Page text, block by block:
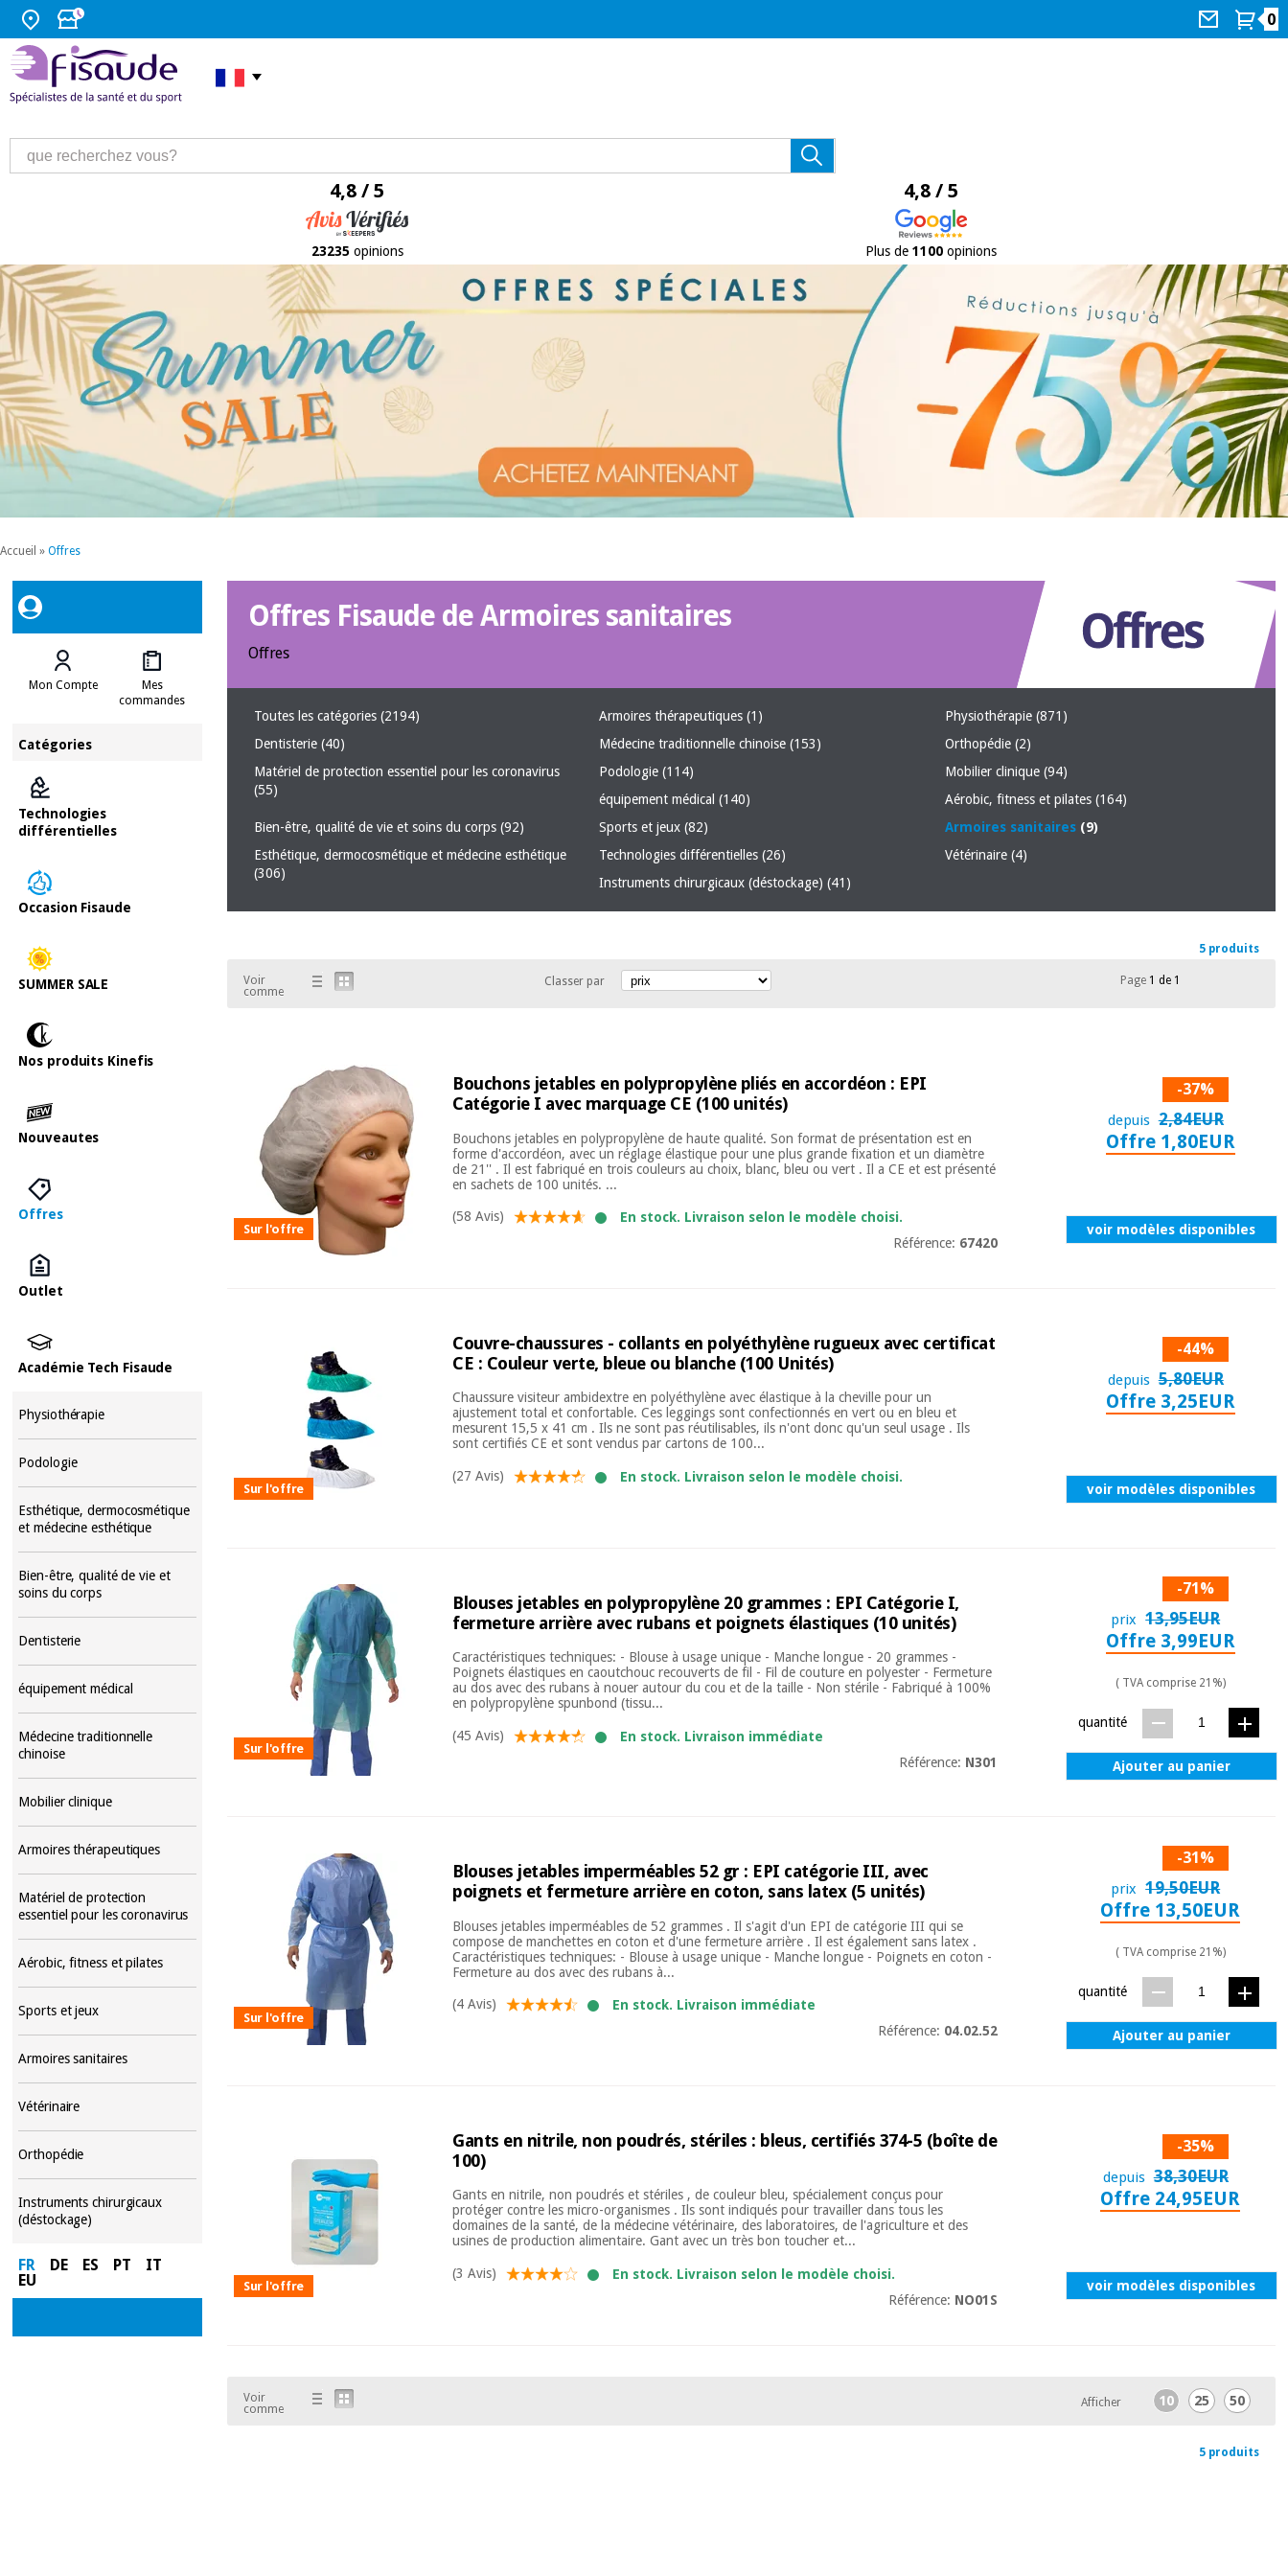
0
4,8 / 5
23235 opinions
4,8 / 5
Plus de 1100opinions
Accueil » Offres
Mon Compte
Mes
commandes
Catégories
Technologies
différentielles
Occasion Fisaude
SUMMER SALE
Nos produits Kinefis
Nouveautes
Offres
Outlet
Académie Tech Fisaude
Physiothérapie
Podologie
Esthétique, dermocosmétique
et médecine esthétique
Bien-être, qualité de vie et
soins du corps
Dentisterie
équipement médical
Médecine traditionnelle
chinoise
Mobilier clinique
Armoires thérapeutiques
Matériel de protection
essentiel pour les coronavirus
Aérobic, fitness et pilates
Sports et jeux
Armoires sanitaires
Vétérinaire
Orthopédie
Instruments chirurgicaux
(déstockage)
FR DE ES PT
IT
EU
Offres Fisaude de Armoires sanitaires
Offres
Toutes les catégories (2194) Armoires thérapeutiques(1) Physiothérapie(871)
Dentisterie (40) Médecine traditionnelle chinoise(153) Orthopédie(2)
Matériel de protection essentiel pour les coronavirus
(55)
Podologie(114) Mobilier clinique(94)
équipement médical(140) Aérobic, fitness et pilates(164)
Bien-être, qualité de vie et soins du corps (92) Sports et jeux(82) Armoires sanitaires (9)
Esthétique, dermocosmétique et médecine esthétique
(306)
Technologies différentielles(26) Vétérinaire(4)
Instruments chirurgicaux (déstockage)(41)
5 produits
Voir
comme
Classer par Page1 de 1
Sur l'offre
Bouchons jetables en polypropylène pliés en accordéon : EPI
Catégorie I avec marquage CE (100 unités)
Bouchons jetables en polypropylène de haute qualité. Son format de présentation est en
forme d'accordéon, avec un réglage élastique pour une plus grande fixation et un diamètre
de 21'' . Il est fabriqué en trois couleurs au choix, blanc, bleu ou vert . Il a CE et est présenté
en sachets de 100 unités. ...
(58 Avis)
En stock. Livraison selon le modèle choisi.
Référence: 67420
-37%
depuis 2,84EUR
Offre 1,80EUR
voir modèles disponibles
Sur l'offre
Couvre-chaussures - collants en polyéthylène rugueux avec certificat
CE : Couleur verte, bleue ou blanche (100 Unités)
Chaussure visiteur ambidextre en polyéthylène avec élastique à la cheville pour un
ajustement total et confortable. Ces leggings sont confectionnés en vert ou en bleu et
mesurent 15,5 x 41 cm . Ils ne sont pas réutilisables, ils n'ont donc qu'un seul usage . Ils
sont certifiés CE et sont vendus par cartons de 100...
(27 Avis) En stock. Livraison selon le modèle choisi.
-44%
depuis 5,80EUR
Offre 3,25EUR
voir modèles disponibles
Sur l'offre
Blouses jetables en polypropylène 20 grammes : EPI Catégorie I,
fermeture arrière avec rubans et poignets élastiques (10 unités)
Caractéristiques techniques: - Blouse à usage unique - Manche longue - 20 grammes -
Poignets élastiques en caoutchouc recouverts de fil - Fil de couture en polyester - Fermeture
au dos avec des rubans à nouer autour du cou et de la taille - Non stérile - Fabriqué à 100%
en polypropylène spunbond (tissu...
(45 Avis)
En stock. Livraison immédiate
Référence: N301
-71%
prix 13,95EUR
Offre 3,99EUR
( TVA comprise 21%)
quantité
Ajouter au panier
Sur l'offre
Blouses jetables imperméables 52 gr : EPI catégorie III, avec
poignets et fermeture arrière en coton, sans latex (5 unités)
Blouses jetables imperméables de 52 grammes . Il s'agit d'un EPI de catégorie III qui se
compose de manchettes en coton et d'une fermeture arrière . Il est également sans latex .
Caractéristiques techniques: - Blouse à usage unique - Manche longue - Poignets en coton -
Fermeture au dos avec des rubans à...
(4 Avis)
En stock. Livraison immédiate
Référence: 04.02.52
-31%
prix 19,50EUR
Offre 13,50EUR
( TVA comprise 21%)
quantité
Ajouter au panier
Sur l'offre
Gants en nitrile, non poudrés, stériles : bleus, certifiés 374-5 (boîte de
100)
Gants en nitrile, non poudrés et stériles , de couleur bleu, spécialement conçus pour
protéger contre les micro-organismes . Ils sont indiqués pour travailler dans tous les
domaines de la santé, de la médecine vétérinaire, des laboratoires, de l'agriculture et des
usines de production alimentaire. Gant avec un très bon toucher et...
(3 Avis)
En stock. Livraison selon le modèle choisi.
Référence: NO01S
-35%
depuis 38,30EUR
Offre 24,95EUR
voir modèles disponibles
Voir
comme
Afficher 10 25 50
5 produits